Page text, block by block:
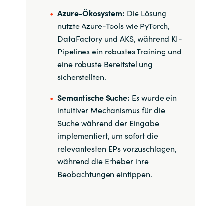
Azure-Ökosystem: Die Lösung
nutzte Azure-Tools wie PyTorch,
DataFactory und AKS, während KI-
Pipelines ein robustes Training und
eine robuste Bereitstellung
sicherstellten.
Semantische Suche: Es wurde ein
intuitiver Mechanismus für die
Suche während der Eingabe
implementiert, um sofort die
relevantesten EPs vorzuschlagen,
während die Erheber ihre
Beobachtungen eintippen.